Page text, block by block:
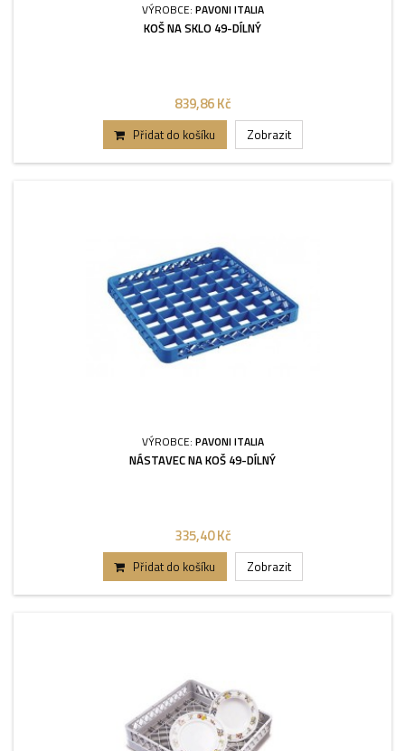
VÝROBCE: PAVONI ITALIA
KOŠ NA SKLO 49-DÍLNÝ
839,86 Kč
Přidat do košíku Zobrazit
VÝROBCE: PAVONI ITALIA
NÁSTAVEC NA KOŠ 49-DÍLNÝ
335,40 Kč
Přidat do košíku Zobrazit